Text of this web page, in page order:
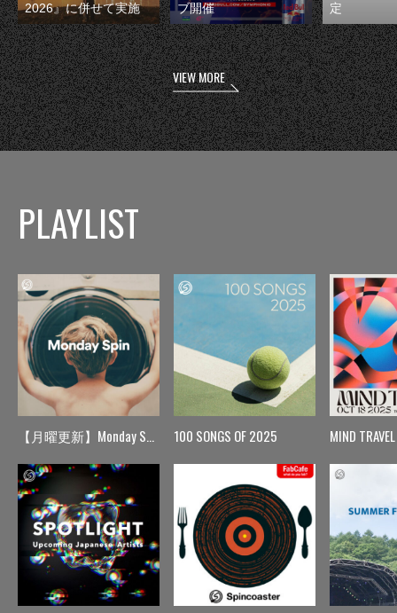
2026』に併せて実施
ブ開催
定
VIEW MORE
PLAYLIST
【月曜更新】Monday Spin 100 SONGS OF 2025 MIND TRAVEL